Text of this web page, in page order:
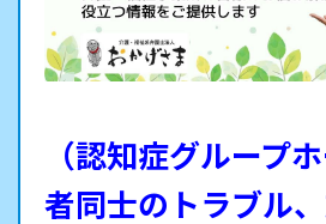
（認知症グループ
者同士のトラブル